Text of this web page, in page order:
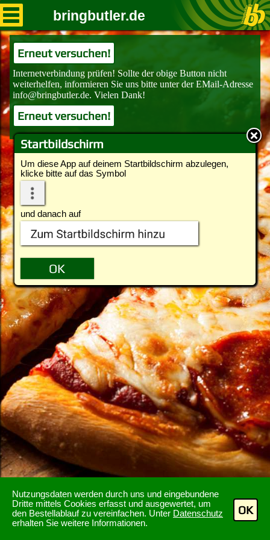
Nutzungsdaten werden durch uns und eingebundene
Dritte mittels Cookies erfasst und ausgewertet, um
den Bestellablauf zu vereinfachen. Unter Datenschutz
erhalten Sie weitere Informationen.
OK
Startbildschirm
Um diese App auf deinem Startbildschirm abzulegen,
klicke bitte auf das Symbol
und danach auf
bringbutler.de
Erneut versuchen!
Erneut versuchen!